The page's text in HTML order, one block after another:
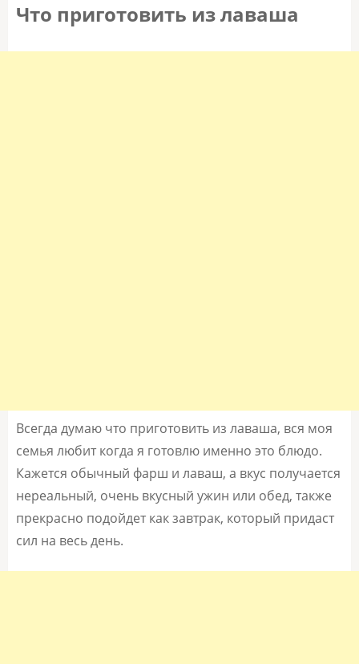
Что приготовить из лаваша
Всегда думаю что приготовить из лаваша, вся моя
семья любит когда я готовлю именно это блюдо.
Кажется обычный фарш и лаваш, а вкус получается
нереальный, очень вкусный ужин или обед, также
прекрасно подойдет как завтрак, который придаст
сил на весь день.